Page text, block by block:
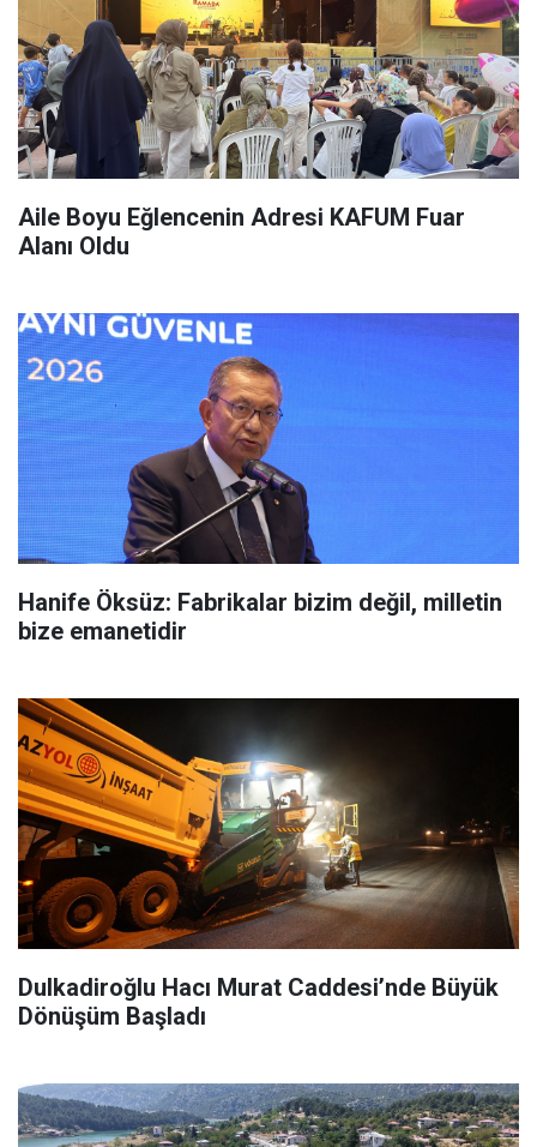
Aile Boyu Eğlencenin Adresi KAFUM Fuar
Alanı Oldu
Hanife Öksüz: Fabrikalar bizim değil, milletin
bize emanetidir
Dulkadiroğlu Hacı Murat Caddesi’nde Büyük
Dönüşüm Başladı